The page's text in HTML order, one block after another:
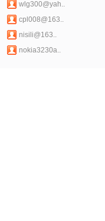
wlg300@yah..
cpl008@163..
nisili@163..
nokia3230a..